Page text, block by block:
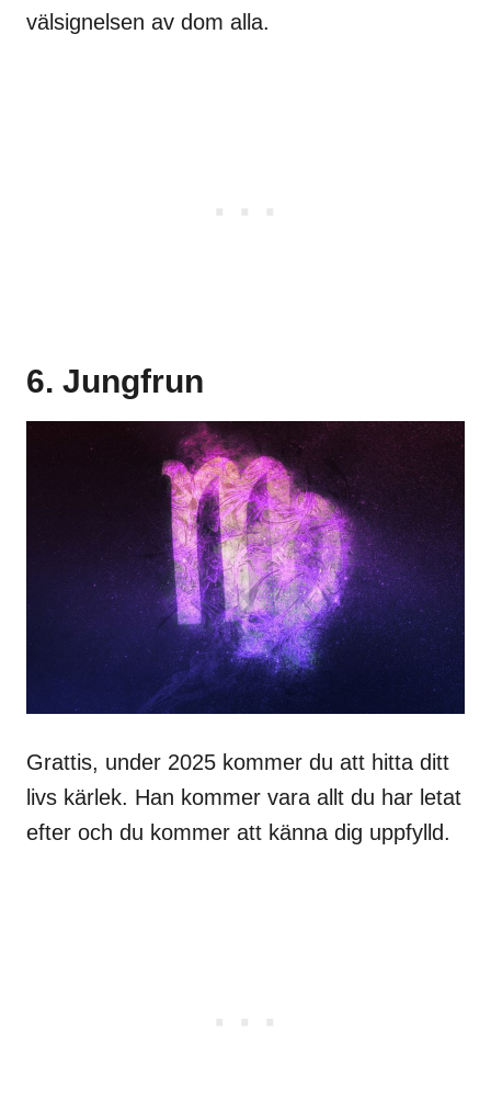
välsignelsen av dom alla.
6. Jungfrun
Grattis, under 2025 kommer du att hitta ditt
livs kärlek. Han kommer vara allt du har letat
efter och du kommer att känna dig uppfylld.